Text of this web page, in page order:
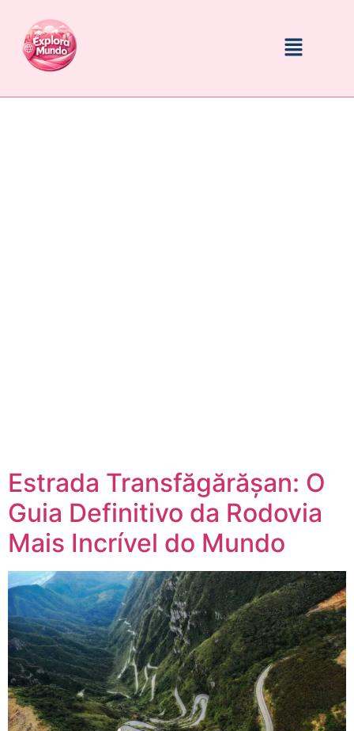
Estrada Transfăgărășan: O
Guia Definitivo da Rodovia
Mais Incrível do Mundo